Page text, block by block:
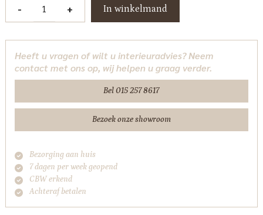
-
200
Richmond
Interiors
+ In winkelmand
Heeft u vragen of wilt u interieuradvies? Neem
contact met ons op, wij helpen u graag verder.
Bel 015 257 8617
Bezoek onze showroom
Bezorging aan huis
7 dagen per week geopend
CBW erkend
Achteraf betalen